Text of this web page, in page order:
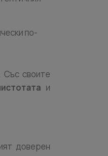
по-
Със своите
и
доверен